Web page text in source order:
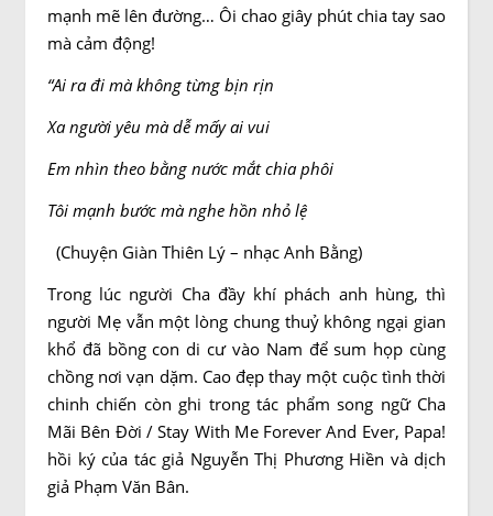
mạnh mẽ lên đường… Ôi chao giây phút chia tay sao
mà cảm động!
“Ai ra đi mà không từng bịn rịn
Xa người yêu mà dễ mấy ai vui
Em nhìn theo bằng nước mắt chia phôi
Tôi mạnh bước mà nghe hồn nhỏ lệ
(Chuyện Giàn Thiên Lý – nhạc Anh Bằng)
Trong lúc người Cha đầy khí phách anh hùng, thì
người Mẹ vẫn một lòng chung thuỷ không ngại gian
khổ đã bồng con di cư vào Nam để sum họp cùng
chồng nơi vạn dặm. Cao đẹp thay một cuộc tình thời
chinh chiến còn ghi trong tác phẩm song ngữ Cha
Mãi Bên Đời / Stay With Me Forever And Ever, Papa!
hồi ký của tác giả Nguyễn Thị Phương Hiền và dịch
giả Phạm Văn Bân.